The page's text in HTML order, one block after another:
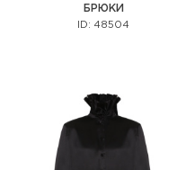
БРЮКИ
ID: 48504